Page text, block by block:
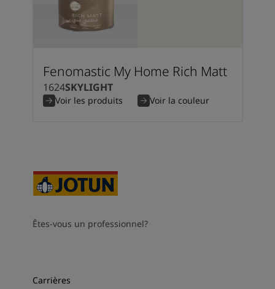
Fenomastic My Home Rich Matt
1624SKYLIGHT
Voir les produits Voir la couleur
Êtes-vous un professionnel?
Carrières